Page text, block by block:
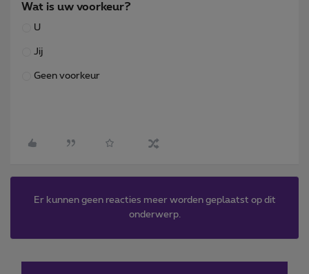
Wat is uw voorkeur?
U
Jij
Geen voorkeur
Er kunnen geen reacties meer worden geplaatst op dit
onderwerp.